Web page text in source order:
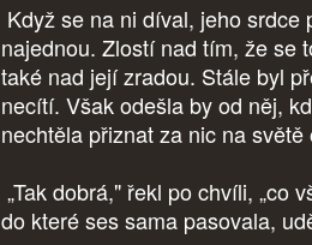
Když se na ni díval, jeho srdce
najednou. Zlostí nad tím, že se
také nad její zradou. Stále byl
necítí. Však odešla by od něj,
nechtěla přiznat za nic na světě
„Tak dobrá," řekl po chvíli, „co
do které ses sama pasovala,